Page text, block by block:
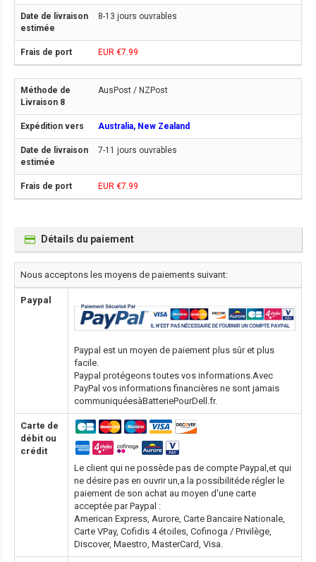
8-13 jours ouvrables
EUR €7.99
AusPost / NZPost
Australia, New Zealand
7-11 jours ouvrables
EUR €7.99
Détails du paiement
Nous acceptons les moyens de paiements suivant:
Paypal
Paypal est un moyen de paiement plus sûr et plus
facile.
Paypal protégeons toutes vos informations.Avec
PayPal vos informations financières ne sont jamais
communiquéesàBatteriePourDell.fr.
Carte de
débit ou
crédit
Le client qui ne possède pas de compte Paypal,et qui
ne désire pas en ouvrir un,a la possibilitéde régler le
paiement de son achat au moyen d'une carte
acceptée par Paypal :
American Express, Aurore, Carte Bancaire Nationale,
Carte VPay, Cofidis 4 étoiles, Cofinoga / Privilège,
Discover, Maestro, MasterCard, Visa.